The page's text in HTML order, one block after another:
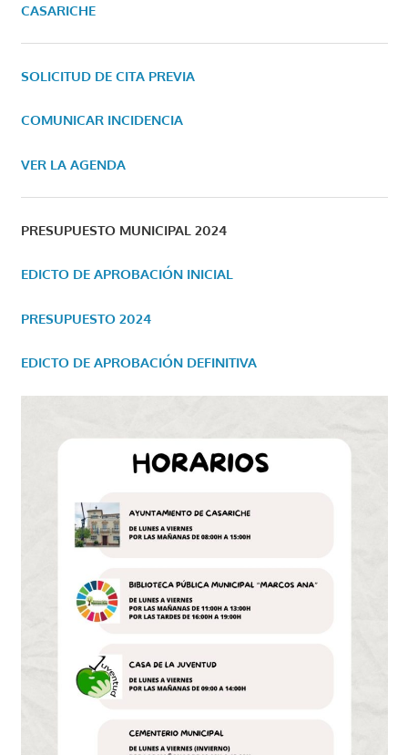
CASARICHE
SOLICITUD DE CITA PREVIA
COMUNICAR INCIDENCIA
VER LA AGENDA
PRESUPUESTO MUNICIPAL 2024
EDICTO DE APROBACIÓN INICIAL
PRESUPUESTO 2024
EDICTO DE APROBACIÓN DEFINITIVA